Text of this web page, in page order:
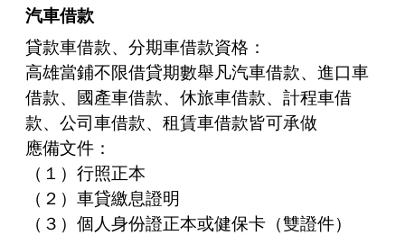
汽車借款
貸款車借款、分期車借款資格：
高雄當鋪不限借貸期數舉凡汽車借款、進口車
借款、國產車借款、休旅車借款、計程車借
款、公司車借款、租賃車借款皆可承做
應備文件：
（１）行照正本
（２）車貸繳息證明
（３）個人身份證正本或健保卡（雙證件）